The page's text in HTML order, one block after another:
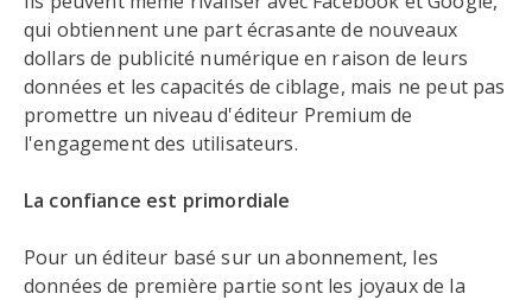
qui obtiennent une part écrasante de nouveaux
dollars de publicité numérique en raison de leurs
données et les capacités de ciblage, mais ne peut pas
promettre un niveau d'éditeur Premium de
l'engagement des utilisateurs.
La confiance est primordiale
Pour un éditeur basé sur un abonnement, les
données de première partie sont les joyaux de la